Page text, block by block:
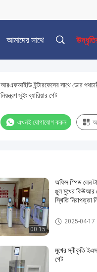
আমাদের সাথে
যোগাযোগ করুন
আরএফআইডি ইন্টারফেসের সাথে ডোর
নিয়ন্ত্রণ সুইং ব্যারিয়ার গেট
এখনই যোগাযোগ করুন
00:15
অফিস স্পিড লেন
ঙুল মুখের
স্থিতি নিরাপত্তা
স্পিড গেট টার্নস্টাইল
2025-04-17
মুখের স্বীকৃতি
গেট